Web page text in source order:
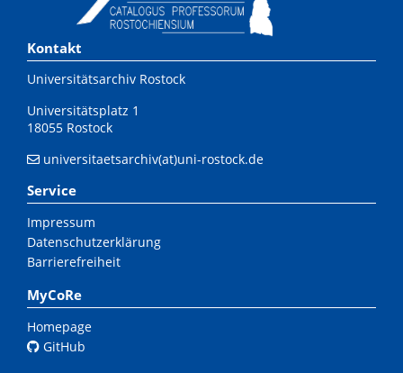
Kontakt
Universitätsarchiv Rostock
Universitätsplatz 1
18055 Rostock
universitaetsarchiv(at)uni-rostock.de
Service
Impressum
Datenschutzerklärung
Barrierefreiheit
MyCoRe
Homepage
GitHub